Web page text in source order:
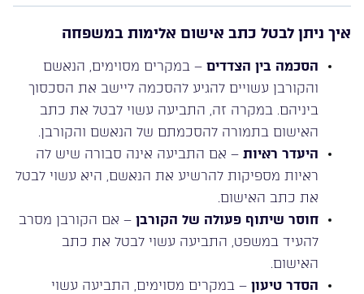
איך ניתן לבטל כתב אישום אלימות במשפחה
הסכמה בין הצדדים – במקרים מסוימים, הנאשם
והקורבן עשויים להגיע להסכמה ליישב את הסכסוך
ביניהם. במקרה זה, התביעה עשוי לבטל את כתב
האישום בתמורה להסכמתם של הנאשם והקורבן.
היעדר ראיות – אם התביעה אינה סבורה שיש לה
ראיות מספיקות להרשיע את הנאשם, היא עשוי לבטל
את כתב האישום.
חוסר שיתוף פעולה של הקורבן – אם הקורבן מסרב
להעיד במשפט, התביעה עשוי לבטל את כתב
האישום.
הסדר טיעון – במקרים מסוימים, התביעה עשוי